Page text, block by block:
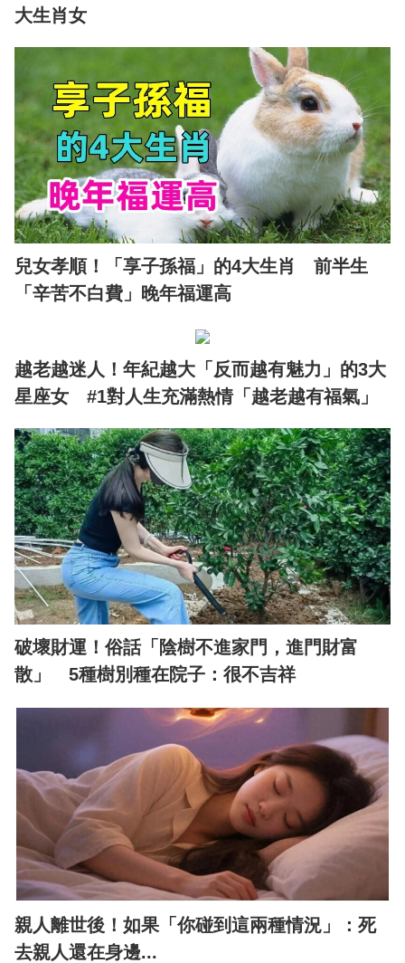
大生肖女
兒女孝順！「享子孫福」的4大生肖 前半生
「辛苦不白費」晚年福運高
越老越迷人！年紀越大「反而越有魅力」的3大
星座女 #1對人生充滿熱情「越老越有福氣」
破壞財運！俗話「陰樹不進家門，進門財富
散」 5種樹別種在院子：很不吉祥
親人離世後！如果「你碰到這兩種情況」：死
去親人還在身邊...